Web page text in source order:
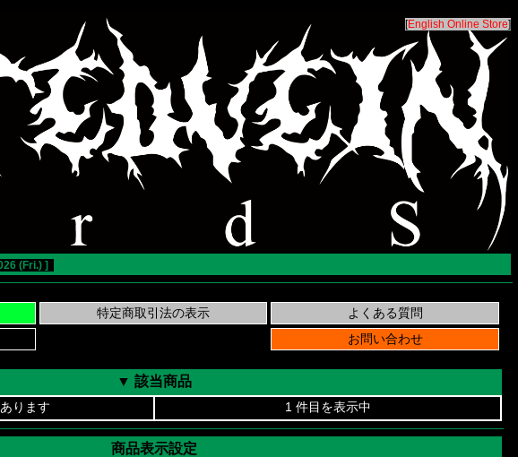
[English Online Store]
(Fri.) ]
▼ 該当商品
ります 1 件目を表示中
商品表示設定